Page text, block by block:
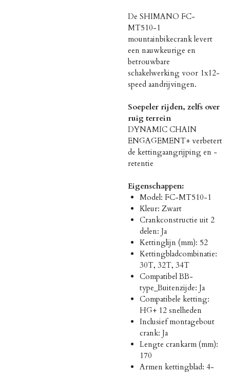
De SHIMANO FC-
MT510-1
mountainbikecrank levert
een nauwkeurige en
betrouwbare
schakelwerking voor 1x12-
speed aandrijvingen.
Soepeler rijden, zelfs over
ruig terrein
DYNAMIC CHAIN
ENGAGEMENT+ verbetert
de kettingaangrijping en -
retentie
Eigenschappen:
Model: FC-MT510-1
Kleur: Zwart
Crankconstructie uit 2
delen: Ja
Kettinglijn (mm): 52
Kettingbladcombinatie:
30T, 32T, 34T
Compatibel BB-
type_Buitenzijde: Ja
Compatibele ketting:
HG+ 12 snelheden
Inclusief montagebout
crank: Ja
Lengte crankarm (mm):
170
Armen kettingblad: 4-